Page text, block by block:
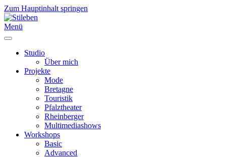
Zum Hauptinhalt springen
Menü
Studio
Über mich
Projekte
Mode
Bretagne
Touristik
Pfalztheater
Rheinberger
Multimediashows
Workshops
Basic
Advanced